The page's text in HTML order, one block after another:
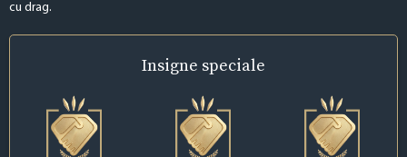
cu drag.
Insigne speciale